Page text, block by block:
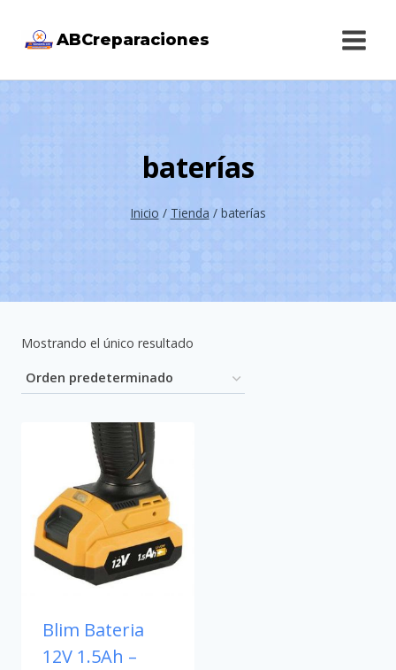
ABCreparaciones
baterías
Inicio / Tienda / baterías
Mostrando el único resultado
Blim Bateria
12V 1.5Ah –